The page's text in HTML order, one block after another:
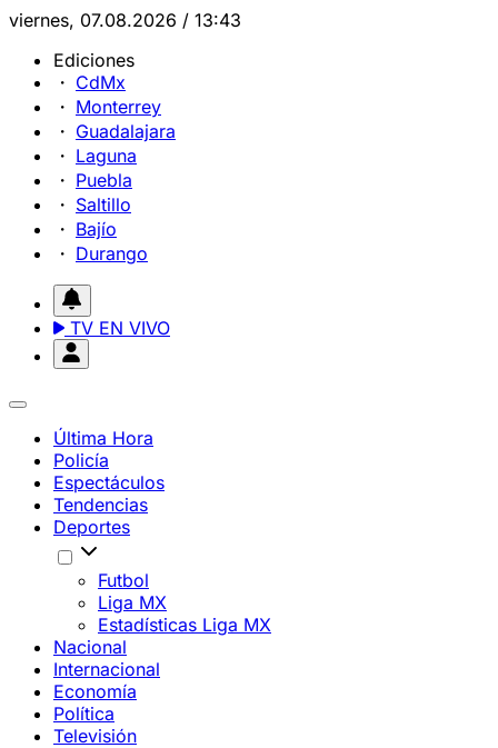
viernes, 07.08.2026 / 13:43
Ediciones
CdMx
Monterrey
Guadalajara
Laguna
Puebla
Saltillo
Bajío
Durango
TV EN VIVO
Última Hora
Policía
Espectáculos
Tendencias
Deportes
Futbol
Liga MX
Estadísticas Liga MX
Nacional
Internacional
Economía
Política
Televisión